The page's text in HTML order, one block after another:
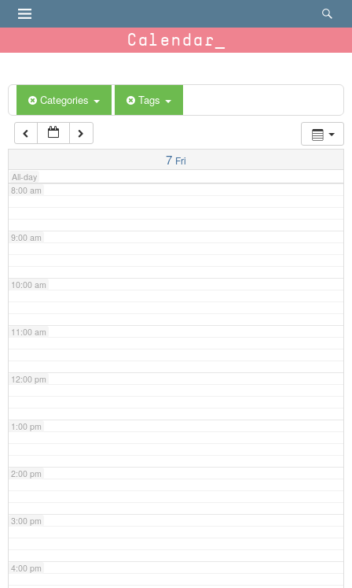
Calendar
Categories Tags
7 Fri
All-day
6:00 am
7:00 am
8:00 am
9:00 am
10:00 am
11:00 am
12:00 pm
1:00 pm
2:00 pm
3:00 pm
4:00 pm